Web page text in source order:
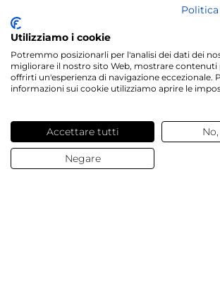
NEWSLETTER
Servizi offerti
Contatti e domande
Chi siamo
Politica
Utilizziamo i cookie
Potremmo posizionarli per l'analisi dei dati dei
migliorare il nostro sito Web, mostrare contenuti
offrirti un'esperienza di navigazione eccezionale.
informazioni sui cookie utilizziamo aprire le
Accettare tutti
Negare